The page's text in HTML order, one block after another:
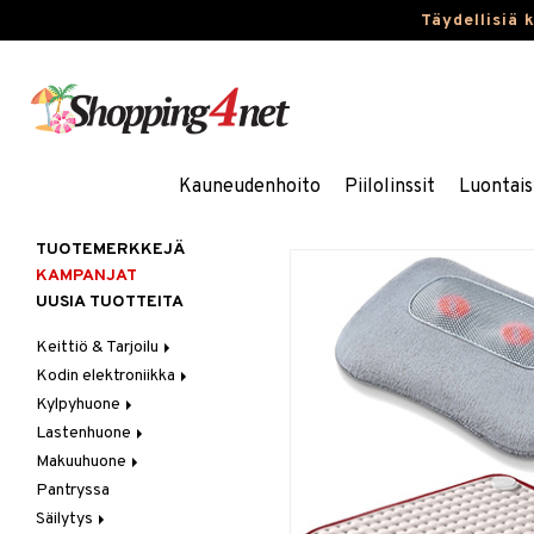
Täydellisiä
Kauneudenhoito Piilolinssit
TUOTEMERKKEJÄ
KAMPANJAT
UUSIA TUOTTEITA
Keittiö & Tarjoilu
Aterimet
Kannut & Karahvit
Keittiösäilytys
Keittiötekstiilit
Keittiövälineet
Kodinkoneet
Kodin elektroniikka
Ääni
Kylpyhuone
Kylpyhuoneen sisustus
Kylpyhuoneen tarvikkeita
Kylpyhuoneen tekstiilit
Lastenhuone
Kylpyhuoneen koristelu
Lasten huonekalut
Lasten lamput
Makuuhuone
Huovat & Saalit
Koristetyynyt
Pantryssa
Säilytys